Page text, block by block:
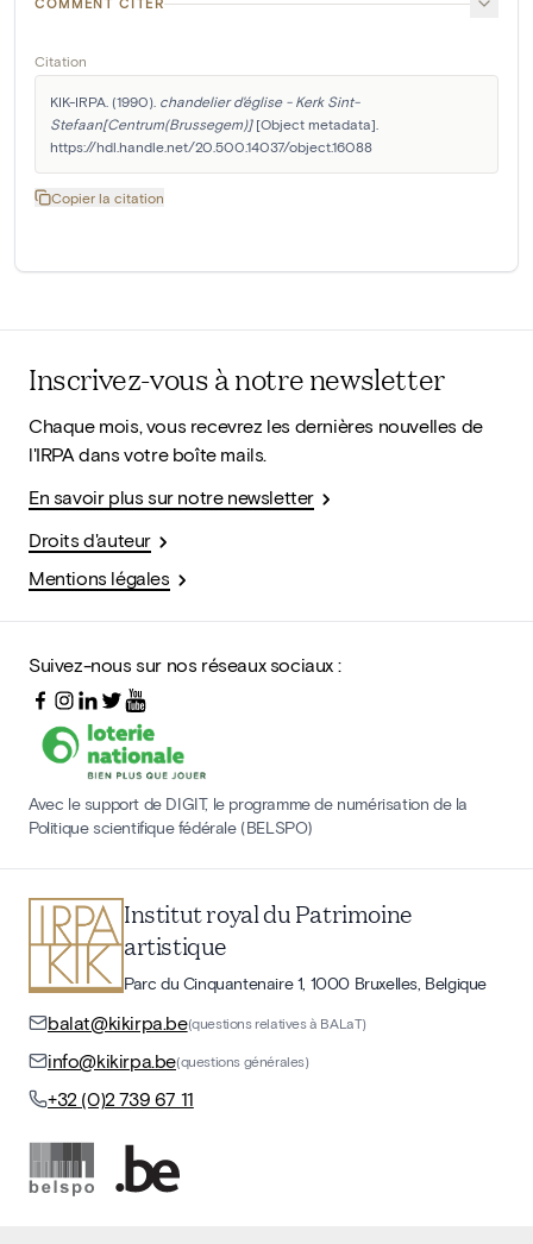
Citation
KIK-IRPA. (1990). chandelier d'église - Kerk Sint-
Stefaan[Centrum(Brussegem)] [Object metadata].
https://hdl.handle.net/20.500.14037/object.16088
Copier la citation
Inscrivez-vous à notre newsletter
Chaque mois, vous recevrez les dernières nouvelles de
l'IRPA dans votre boîte mails.
En savoir plus sur notre newsletter
Droits d'auteur
Mentions légales
Suivez-nous sur nos réseaux sociaux :
Avec le support de DIGIT, le programme de numérisation de la
Politique scientifique fédérale (BELSPO)
Institut royal du Patrimoine
artistique
Parc du Cinquantenaire 1, 1000 Bruxelles, Belgique
balat@kikirpa.be(questions relatives à BALaT)
info@kikirpa.be(questions générales)
+32 (0)2 739 67 11